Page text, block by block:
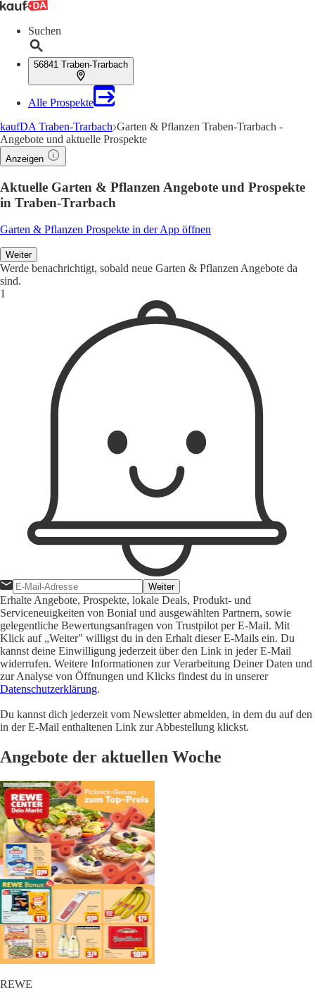
Suchen
56841 Traben-Trarbach
Alle Prospekte
kaufDA Traben-Trarbach Garten & Pflanzen Traben-Trarbach -
Angebote und aktuelle Prospekte
Anzeigen
Aktuelle Garten & Pflanzen Angebote und Prospekte
in Traben-Trarbach
Garten & Pflanzen Prospekte in der App öffnen
Weiter
Werde benachrichtigt, sobald neue Garten & Pflanzen Angebote da
sind.
1
Weiter
Erhalte Angebote, Prospekte, lokale Deals, Produkt- und
Serviceneuigkeiten von Bonial und ausgewählten Partnern, sowie
gelegentliche Bewertungsanfragen von Trustpilot per E-Mail. Mit
Klick auf „Weiter" willigst du in den Erhalt dieser E-Mails ein. Du
kannst deine Einwilligung jederzeit über den Link in jeder E-Mail
widerrufen. Weitere Informationen zur Verarbeitung Deiner Daten und
zur Analyse von Öffnungen und Klicks findest du in unserer
Datenschutzerklärung.
Du kannst dich jederzeit vom Newsletter abmelden, in dem du auf den
in der E-Mail enthaltenen Link zur Abbestellung klickst.
Angebote der aktuellen Woche
REWE